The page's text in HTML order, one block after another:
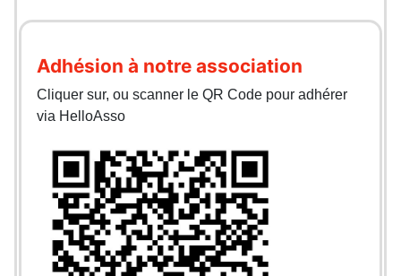
Adhésion à notre association
Cliquer sur, ou scanner le QR Code pour adhérer
via HelloAsso